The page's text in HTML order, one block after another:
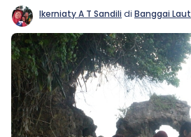
Ikerniaty A T Sandilidi Banggai Laut